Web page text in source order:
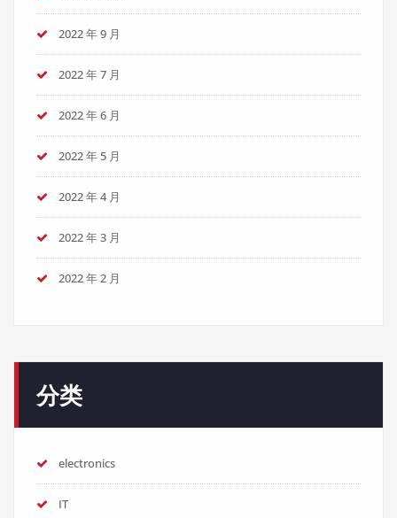
2022 年 9 月
2022 年 7 月
2022 年 6 月
2022 年 5 月
2022 年 4 月
2022 年 3 月
2022 年 2 月
分类
electronics
IT